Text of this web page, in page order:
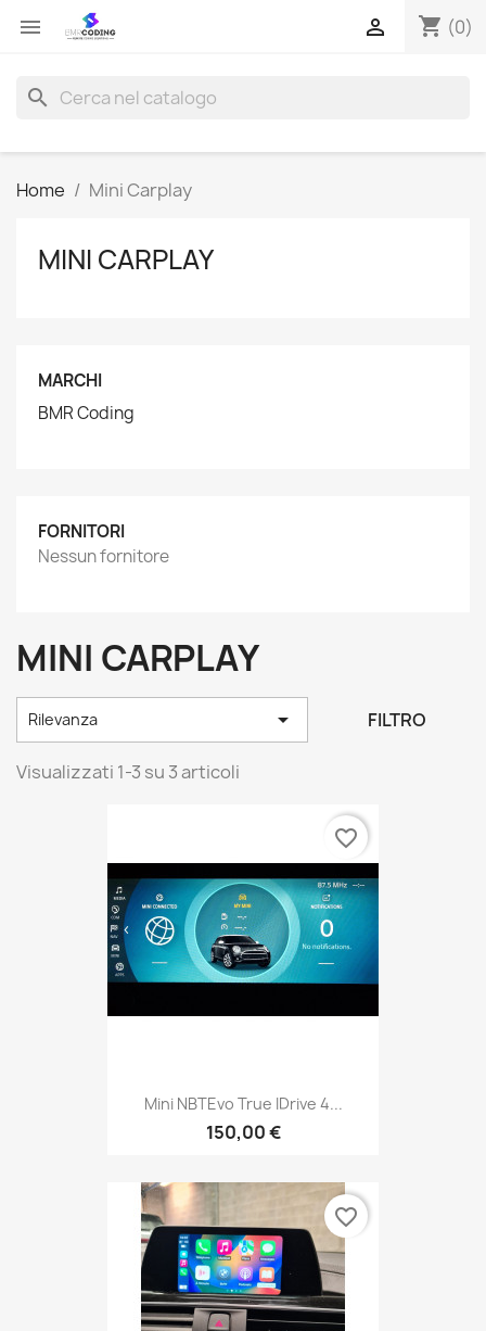
 shopping_cart (0)

search
Home Mini Carplay
MINI CARPLAY
MARCHI
BMR Coding
FORNITORI
Nessun fornitore
MINI CARPLAY
Rilevanza  FILTRO
Visualizzati 1-3 su 3 articoli
Mini NBTEvo True IDrive 4...
150,00 €
favorite_border
favorite_border